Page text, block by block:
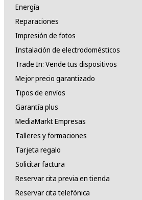
Energía
Reparaciones
Impresión de fotos
Instalación de electrodomésticos
Trade In: Vende tus dispositivos
Mejor precio garantizado
Tipos de envíos
Garantía plus
MediaMarkt Empresas
Talleres y formaciones
Tarjeta regalo
Solicitar factura
Reservar cita previa en tienda
Reservar cita telefónica